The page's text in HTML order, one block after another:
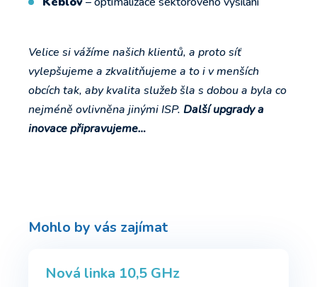
Velice si vážíme našich klientů, a proto síť
vylepšujeme a zkvalitňujeme a to i v menších
obcích tak, aby kvalita služeb šla s dobou a byla co
nejméně ovlivněna jinými ISP. Další upgrady a
inovace připravujeme…
Mohlo by vás zajímat
Nová linka 10,5 GHz